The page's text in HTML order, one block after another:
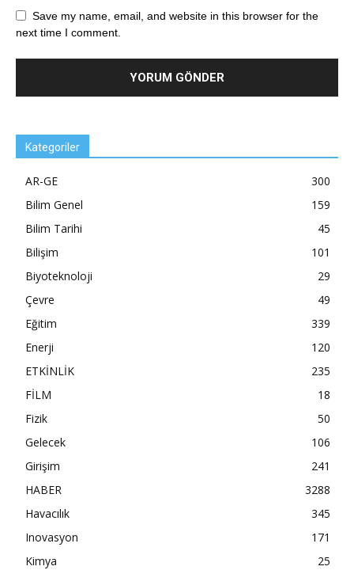
Save my name, email, and website in this browser for the
next time I comment.
Kategoriler
AR-GE
300
Bilim Genel
159
Bilim Tarihi
45
Bilişim
101
Biyoteknoloji
29
Çevre
49
Eğitim
339
Enerji
120
ETKİNLİK
235
FİLM
18
Fizik
50
Gelecek
106
Girişim
241
HABER
3288
Havacılık
345
Inovasyon
171
Kimya
25